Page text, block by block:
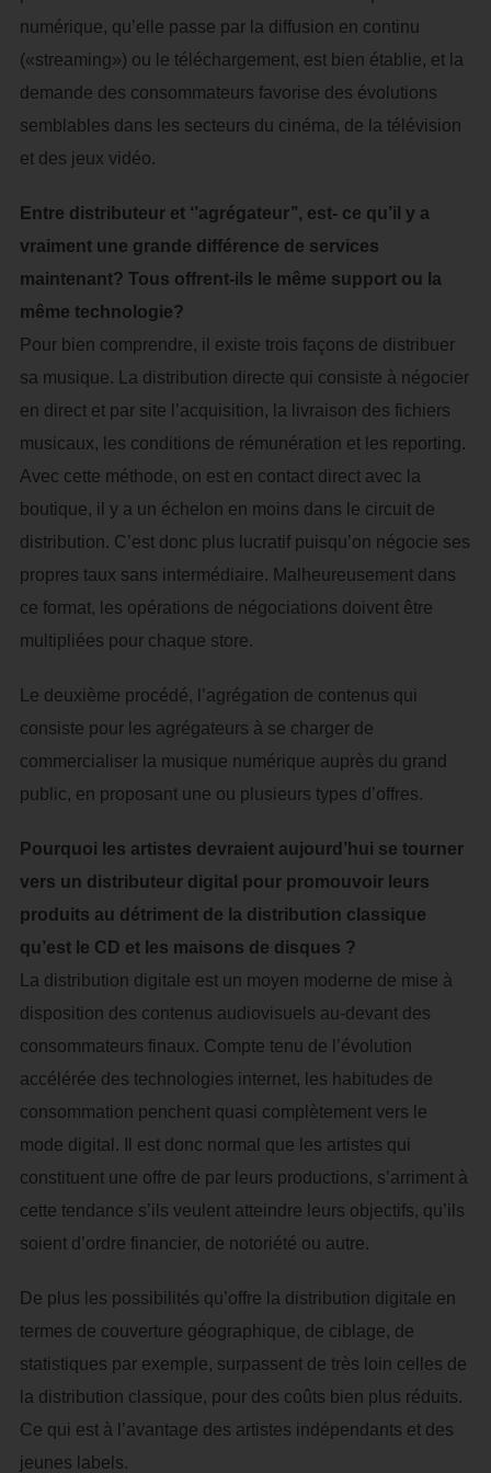
numérique, qu’elle passe par la diffusion en continu
(«streaming») ou le téléchargement, est bien établie, et la
demande des consommateurs favorise des évolutions
semblables dans les secteurs du cinéma, de la télévision
et des jeux vidéo.
Entre distributeur et ‘’agrégateur’’, est- ce qu’il y a
vraiment une grande différence de services
maintenant? Tous offrent-ils le même support ou la
même technologie?
Pour bien comprendre, il existe trois façons de distribuer
sa musique. La distribution directe qui consiste à négocier
en direct et par site l’acquisition, la livraison des fichiers
musicaux, les conditions de rémunération et les reporting.
Avec cette méthode, on est en contact direct avec la
boutique, il y a un échelon en moins dans le circuit de
distribution. C’est donc plus lucratif puisqu’on négocie ses
propres taux sans intermédiaire. Malheureusement dans
ce format, les opérations de négociations doivent être
multipliées pour chaque store.
Le deuxième procédé, l’agrégation de contenus qui
consiste pour les agrégateurs à se charger de
commercialiser la musique numérique auprès du grand
public, en proposant une ou plusieurs types d’offres.
Pourquoi les artistes devraient aujourd’hui se tourner
vers un distributeur digital pour promouvoir leurs
produits au détriment de la distribution classique
qu’est le CD et les maisons de disques ?
La distribution digitale est un moyen moderne de mise à
disposition des contenus audiovisuels au-devant des
consommateurs finaux. Compte tenu de l’évolution
accélérée des technologies internet, les habitudes de
consommation penchent quasi complètement vers le
mode digital. Il est donc normal que les artistes qui
constituent une offre de par leurs productions, s’arriment à
cette tendance s’ils veulent atteindre leurs objectifs, qu’ils
soient d’ordre financier, de notoriété ou autre.
De plus les possibilités qu’offre la distribution digitale en
termes de couverture géographique, de ciblage, de
statistiques par exemple, surpassent de très loin celles de
la distribution classique, pour des coûts bien plus réduits.
Ce qui est à l’avantage des artistes indépendants et des
jeunes labels.